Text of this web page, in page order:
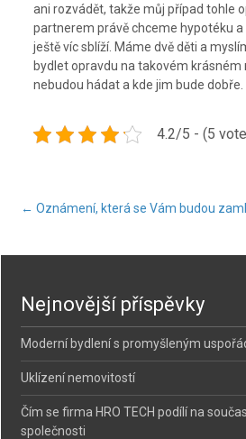
ani rozvádět, takže můj případ tohle
partnerem právě chceme hypotéku a
ještě víc sblíží. Máme dvě děti a
bydlet opravdu na takovém krásném
nebudou hádat a kde jim bude dobře.
4.2/5 - (5
Post
navigation
← Oznámení, která se Vám budou
Nejnovější příspěvky
Moderní bydlení s promyšleným
Uklízení nemovitostí
Čím se firma HRO TECH podílí na
společnosti